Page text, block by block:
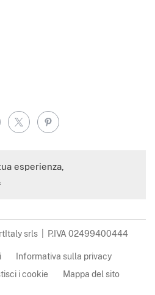
X Pinterest
esperienza,
srls | P.IVA 02499400444
Informativa sulla privacy
i cookie Mappa del sito